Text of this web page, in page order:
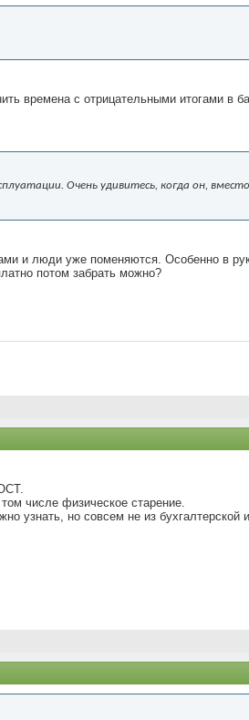
времена с отрицательными итогами в
Очень удивитесь, когда он,
и люди уже поменяются. Особенно в
потом забрать можно?
числе физическое старение.
узнать, но совсем не из бухгалтерской